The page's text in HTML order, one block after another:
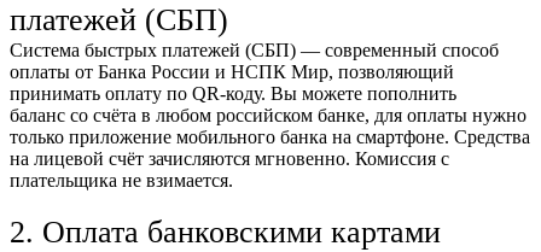
платежей (СБП)
Система быстрых платежей (СБП) — современный способ
оплаты от Банка России и НСПК Мир, позволяющий
принимать оплату по QR-коду. Вы можете пополнить
баланс со счёта в любом российском банке, для оплаты нужно
только приложение мобильного банка на смартфоне. Средства
на лицевой счёт зачисляются мгновенно. Комиссия с
плательщика не взимается.
2. Оплата банковскими картами